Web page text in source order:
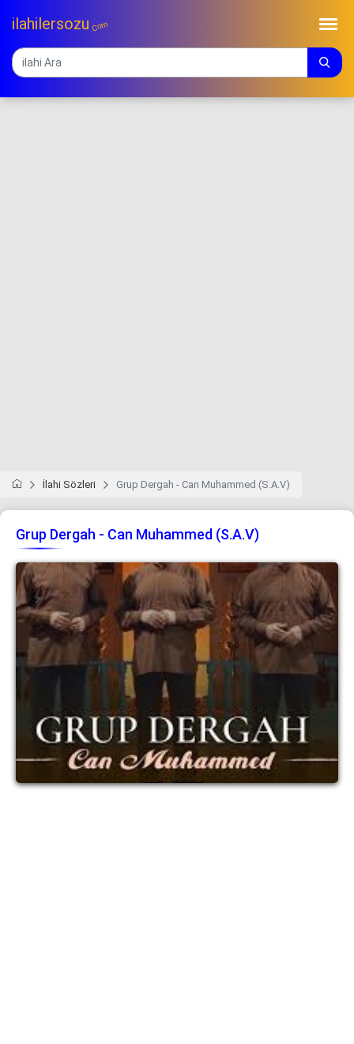
ilahilersozu.Com
İlahi Sözleri Grup Dergah - Can Muhammed (S.A.V)
Grup Dergah - Can Muhammed (S.A.V)